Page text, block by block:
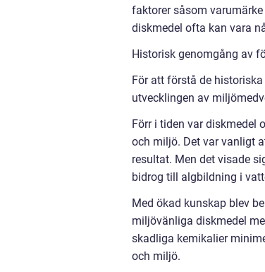
faktorer såsom
diskmedel ofta kan vara
Historisk genomgång av
För att förstå de
utvecklingen av
Förr i tiden var diskmedel
och miljö. Det var vanligt
resultat. Men det visade
bidrog till algbildning i
Med ökad kunskap blev
miljövänliga diskmedel
skadliga kemikalier
och miljö.